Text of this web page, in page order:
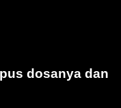
dosanya dan